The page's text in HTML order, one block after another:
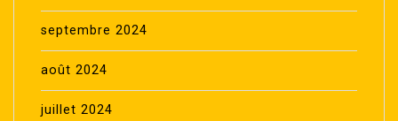
septembre 2024
août 2024
juillet 2024